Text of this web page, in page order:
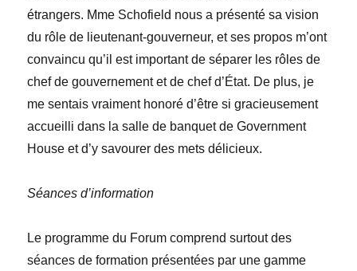
étrangers. Mme Schofield nous a présenté sa vision
du rôle de lieutenant-gouverneur, et ses propos m’ont
convaincu qu’il est important de séparer les rôles de
chef de gouvernement et de chef d’État. De plus, je
me sentais vraiment honoré d’être si gracieusement
accueilli dans la salle de banquet de Government
House et d’y savourer des mets délicieux.
Séances d’information
Le programme du Forum comprend surtout des
séances de formation présentées par une gamme